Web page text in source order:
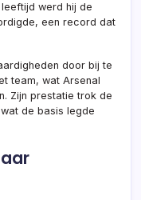
werd hij de
een record dat
door bij te
team, wat Arsenal
Zijn prestatie trok de
de basis legde